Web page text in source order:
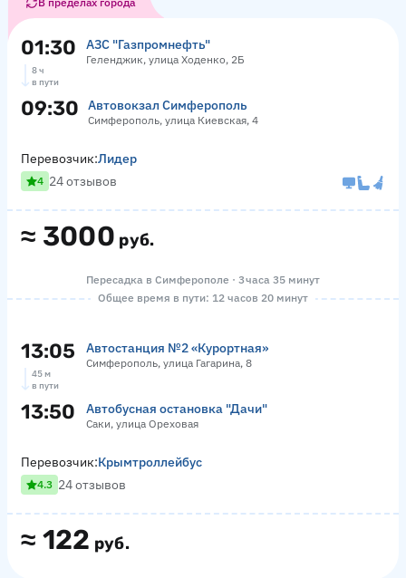
01:30 АЗС "Газпромнефть"
Геленджик, улица Ходенко, 2Б
8 ч
в пути
09:30 Автовокзал Симферополь
Симферополь, улица Киевская, 4
≈ 3000 руб.
Перевозчик:Лидер
4 24 отзывов
Пересадка в Симферополе · 3 часа 35 минут
Общее время в пути: 12 часов 20 минут
13:05 Автостанция №2 «Курортная»
Симферополь, улица Гагарина, 8
45 м
в пути
13:50 Автобусная остановка "Дачи"
Саки, улица Ореховая
≈ 122 руб.
Перевозчик:Крымтроллейбус
4.3 24 отзывов